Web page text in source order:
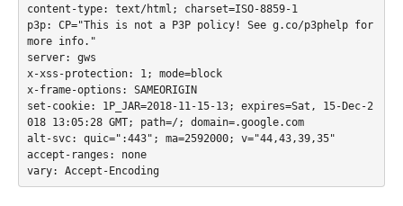
content-type: text/html; charset=ISO-8859-1
p3p: CP="This is not a P3P policy! See g.co/p3phelp for
more info."
server: gws
x-xss-protection: 1; mode=block
x-frame-options: SAMEORIGIN
set-cookie: 1P_JAR=2018-11-15-13; expires=Sat, 15-Dec-2
018 13:05:28 GMT; path=/; domain=.google.com
alt-svc: quic=":443"; ma=2592000; v="44,43,39,35"
accept-ranges: none
vary: Accept-Encoding